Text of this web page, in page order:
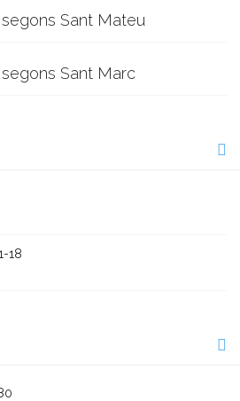
segons Sant Mateu
segons Sant Marc
18